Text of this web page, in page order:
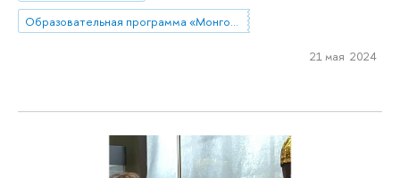
21 мая 2024